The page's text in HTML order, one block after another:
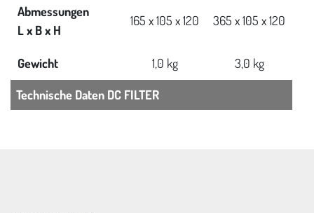
Technische Daten DC FILTER
Abmessungen
L x B x H
165 x 105 x 120 365 x 105 x 120
Gewicht 1,0 kg 3,0 kg